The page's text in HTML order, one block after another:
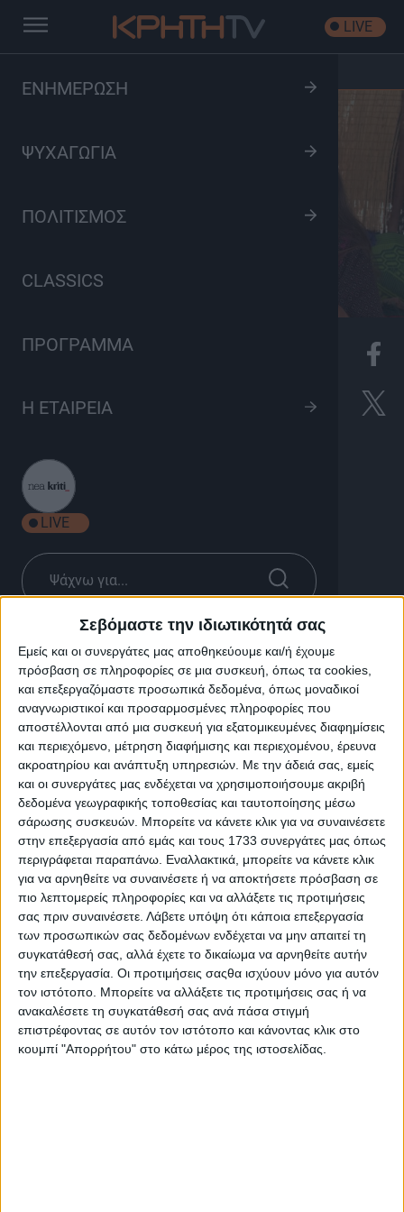
Σεβόμαστε την ιδιωτικότητά σας
Εμείς και οι συνεργάτες μας αποθηκεύουμε και/ή έχουμε
πρόσβαση σε πληροφορίες σε μια συσκευή, όπως τα cookies,
και επεξεργαζόμαστε προσωπικά δεδομένα, όπως μοναδικοί
αναγνωριστικοί και προσαρμοσμένες πληροφορίες που
αποστέλλονται από μια συσκευή για εξατομικευμένες διαφημίσεις
και περιεχόμενο, μέτρηση διαφήμισης και περιεχομένου, έρευνα
ακροατηρίου και ανάπτυξη υπηρεσιών. Με την άδειά σας, εμείς
και οι συνεργάτες μας ενδέχεται να χρησιμοποιήσουμε ακριβή
δεδομένα γεωγραφικής τοποθεσίας και ταυτοποίησης μέσω
σάρωσης συσκευών. Μπορείτε να κάνετε κλικ για να συναινέσετε
στην επεξεργασία από εμάς και τους 1733 συνεργάτες μας όπως
περιγράφεται παραπάνω. Εναλλακτικά, μπορείτε να κάνετε κλικ
για να αρνηθείτε να συναινέσετε ή να αποκτήσετε πρόσβαση σε
πιο λεπτομερείς πληροφορίες και να αλλάξετε τις προτιμήσεις
σας πριν συναινέσετε. Λάβετε υπόψη ότι κάποια επεξεργασία
των προσωπικών σας δεδομένων ενδέχεται να μην απαιτεί τη
συγκατάθεσή σας, αλλά έχετε το δικαίωμα να αρνηθείτε αυτήν
την επεξεργασία. Οι προτιμήσεις σαςθα ισχύουν μόνο για αυτόν
τον ιστότοπο. Μπορείτε να αλλάξετε τις προτιμήσεις σας ή να
ανακαλέσετε τη συγκατάθεσή σας ανά πάσα στιγμή
επιστρέφοντας σε αυτόν τον ιστότοπο και κάνοντας κλικ στο
κουμπί "Απορρήτου" στο κάτω μέρος της ιστοσελίδας.
ΕΝΗΜΕΡΩΣΗ
ΨΥΧΑΓΩΓΙΑ
ΠΟΛΙΤΙΣΜΟΣ
CLASSICS
ΠΡΟΓΡΑΜΜΑ
Η ΕΤΑΙΡΕΙΑ
LIVE
LIVE
K Ντοκιμαντέρ, Πολιτισμός, Ταξιδιωτικά
Από το Μαρόκο στο
50'
Από το Μαρόκο στο Τιμπουκτού
Στη σειρά «Από το Μαρόκο στο Τιμπουκτού», η Άλις
Μορισον, αραβολόγος, εξερευνήτρια και κάτοικος του
Μαρακές, θα επιχειρήσει να ακολουθήσει τους
αρχαίους «Δρόμους του αλατιού», ένα από τα
πλουσιότερα εμπορικά δίκτυα στον κόσμο, νότια της
Ταγγέρης έως το θρυλικό Τιμπουκτού.
Το ταξίδι θα την πάει βαθιά στην ιστορία και τον
πολιτισμό, τόσο της αρχαίας, όσο και της σύγχρονης
Βόρειας Αφρικής -μέσω της Φεζ, του Μαρακές, της
οροσειράς του Άτλαντα με τα βερβέρικα χωριά, το
ΤζεμπέλΣαγκρό και το Σιτζιλμασά προς το Τιμπουκτού,
την Πόλη του Χρυσού και θα διαπιστώσει ότι η
διαδρομή εξακολουθεί να είναι επικίνδυνη και
δύσκολη.